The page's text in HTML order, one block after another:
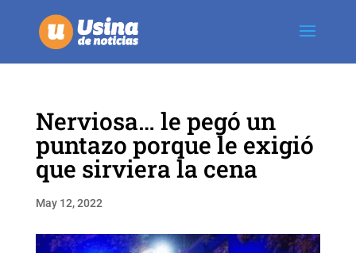
Nerviosa… le pegó un
puntazo porque le exigió
que sirviera la cena
May 12, 2022